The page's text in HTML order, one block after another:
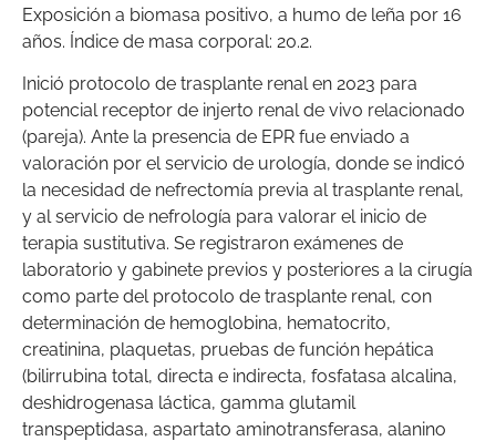
Exposición a biomasa positivo, a humo de leña por 16
años. Índice de masa corporal: 20.2.
Inició protocolo de trasplante renal en 2023 para
potencial receptor de injerto renal de vivo relacionado
(pareja). Ante la presencia de EPR fue enviado a
valoración por el servicio de urología, donde se indicó
la necesidad de nefrectomía previa al trasplante renal,
y al servicio de nefrología para valorar el inicio de
terapia sustitutiva. Se registraron exámenes de
laboratorio y gabinete previos y posteriores a la cirugía
como parte del protocolo de trasplante renal, con
determinación de hemoglobina, hematocrito,
creatinina, plaquetas, pruebas de función hepática
(bilirrubina total, directa e indirecta, fosfatasa alcalina,
deshidrogenasa láctica, gamma glutamil
transpeptidasa, aspartato aminotransferasa, alanino